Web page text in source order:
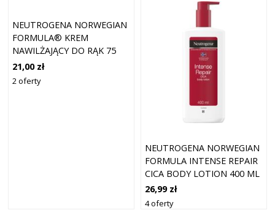
NEUTROGENA NORWEGIAN
FORMULA® KREM
NAWILŻAJĄCY DO RĄK 75
ML
21,00 zł
2 oferty
NEUTROGENA NORWEGIAN
FORMULA INTENSE REPAIR
CICA BODY LOTION 400 ML
26,99 zł
4 oferty